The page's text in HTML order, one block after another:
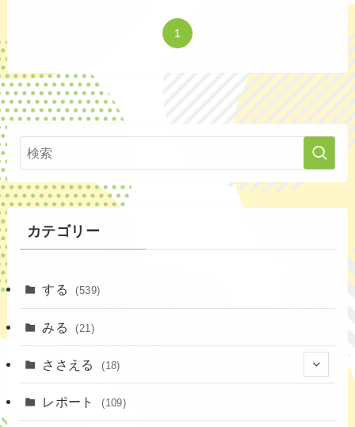
1
カテゴリー
する (539)
みる (21)
ささえる (18)
(4)
レポート (109)